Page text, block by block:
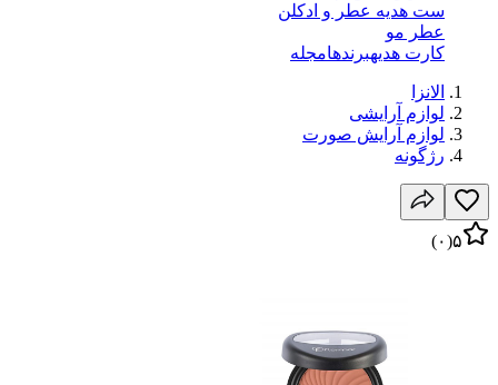
ست هدیه عطر و ادکلن
عطر مو
کارت هدیهبرندهامجله
الانزا
لوازم آرایشی
لوازم آرایش صورت
رژگونه
۵(۰)